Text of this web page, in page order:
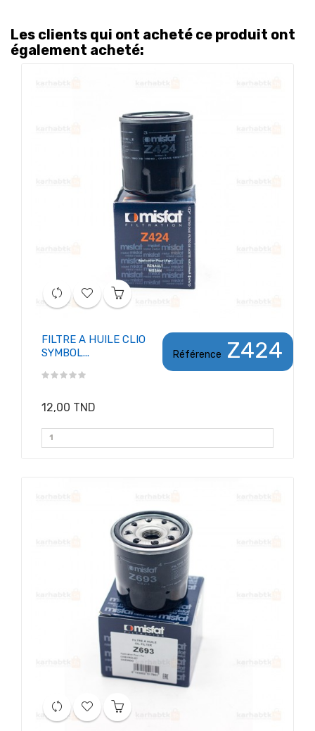
Les clients qui ont acheté ce produit ont
également acheté:
Référence Z424
FILTRE A HUILE CLIO
SYMBOL...
12,00 TND